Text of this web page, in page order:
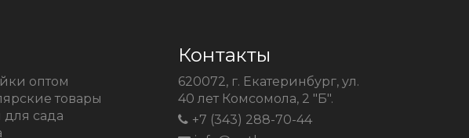
оптом
товары
для сада
Контакты
620072, г. Екатеринбург, ул.
40 лет Комсомола, 2 "Б".
+7 (343) 288-70-44